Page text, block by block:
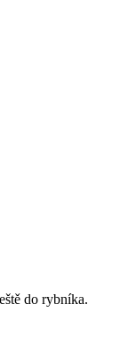
do rybníka.